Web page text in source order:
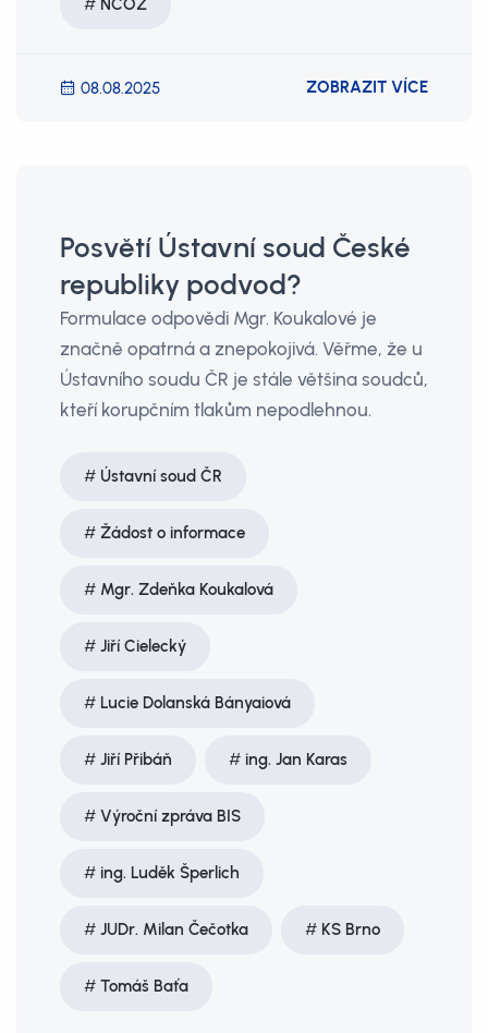
NCOZ
08.08.2025 ZOBRAZIT VÍCE
Posvětí Ústavní soud České
republiky podvod?
Formulace odpovědi Mgr. Koukalové je
značně opatrná a znepokojivá. Věřme, že u
Ústavního soudu ČR je stále většina soudců,
kteří korupčním tlakům nepodlehnou.
Ústavní soud ČR
Žádost o informace
Mgr. Zdeňka Koukalová
Jiří Cielecký
Lucie Dolanská Bányaiová
Jiří Přibáň ing. Jan Karas
Výroční zpráva BIS
ing. Luděk Šperlich
JUDr. Milan Čečotka KS Brno
Tomáš Baťa